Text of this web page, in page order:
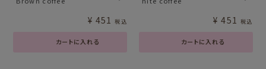
カートに入れる
¥ 451 税込
カートに入れる
¥ 451 税込